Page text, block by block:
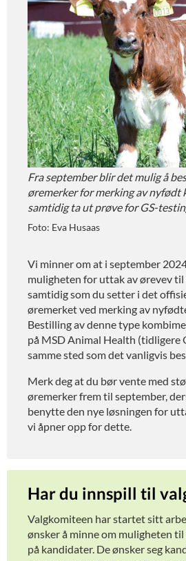
Fra september blir det mulig å
øremerker for merking av nyfødt
samtidig ta ut prøve for GS-
Foto: Eva Husaas
Vi minner om at i september
muligheten for uttak av ørevev til
samtidig som du setter i det
øremerket ved merking av
Bestilling av denne type
på MSD Animal Health (tidligere
samme sted som det vanligvis
Merk deg at du bør vente med
øremerker frem til september,
benytte den nye løsningen for
vi åpner opp for dette.
Har du innspill til
Valgkomiteen har startet sitt
ønsker å minne om muligheten til
på kandidater. De ønsker seg